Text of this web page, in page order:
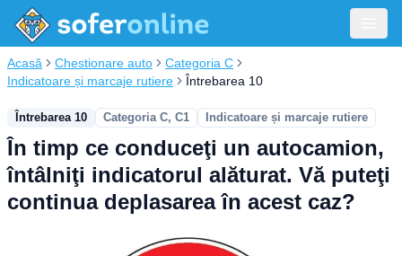
Acasă Chestionare auto
Categoria C
Indicatoare și marcaje rutiere
Întrebarea 10
Întrebarea 10 Categoria C, C1 Indicatoare și marcaje rutiere
În timp ce conduceţi un autocamion,
întâlniţi indicatorul alăturat. Vă puteţi
continua deplasarea în acest caz?